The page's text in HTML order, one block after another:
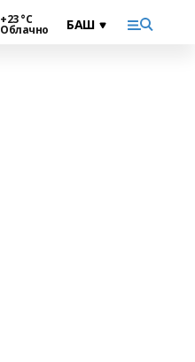
+23 °С
Облачно